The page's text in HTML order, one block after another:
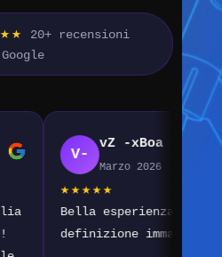
20+ recensioni
Google
vZ -xBoa
Marzo 2026
★★★★★
Bella esperienza ma pecca di
definizione immagine